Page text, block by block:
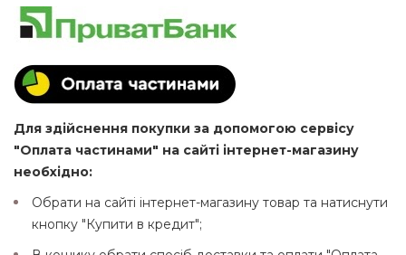
Для здійснення покупки за допомогою сервісу
"Оплата частинами" на сайті інтернет-магазину
необхідно:
Обрати на сайті інтернет-магазину товар та натиснути
кнопку "Купити в кредит";